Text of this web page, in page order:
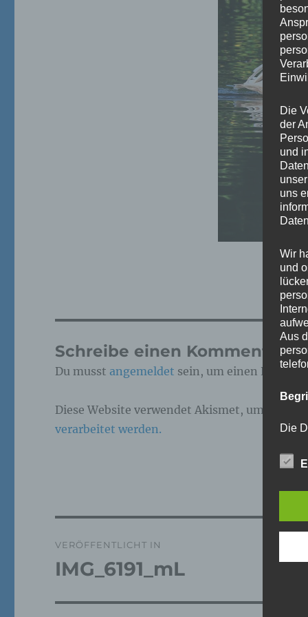
Schreibe einen Kommentar
Du musst angemeldet sein, um einen
Diese Website verwendet Akismet, um Spam
verarbeitet werden.
VERÖFFENTLICHT IN
IMG_6191_mL
Die
der
und
uns
Wir
und
Aus
Die
dies
Wir